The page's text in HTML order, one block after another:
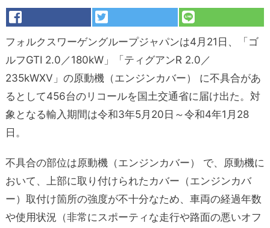
フォルクスワーゲングループジャパンは4月21日、「ゴ
ルフGTI 2.0／180kW」「ティグアンR 2.0／
235kWXV」の原動機（エンジンカバー） に不具合があ
るとして456台のリコールを国土交通省に届け出た。対
象となる輸入期間は令和3年5月20日～令和4年1月28
日。
不具合の部位は原動機（エンジンカバー） で、原動機に
おいて、上部に取り付けられたカバー（エンジンカバ
ー）取付け箇所の強度が不十分なため、車両の経過年数
や使用状況（非常にスポーティな走行や路面の悪いオフ